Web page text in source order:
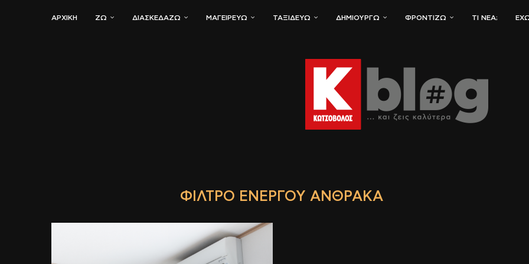
ΑΡΧΙΚΗ ΖΏ ΔΙΑΣΚΕΔΆΖΩ ΜΑΓΕΙΡΕΎΩ ΤΑΞΙΔΕΎΩ ΔΗΜΙΟΥΡΓΏ ΦΡΟΝΤΊΖΩ ΤΙ ΝΈΑ;
ΦΊΛΤΡΟ ΕΝΕΡΓΟΎ ΆΝΘΡΑΚΑ